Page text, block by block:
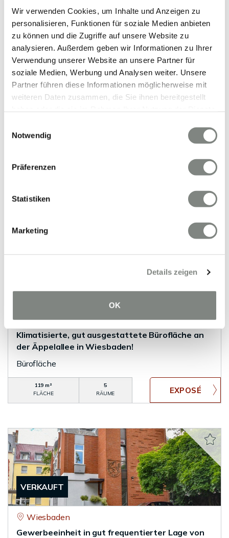
Wir verwenden Cookies, um Inhalte und Anzeigen zu
personalisieren, Funktionen für soziale Medien anbieten
zu können und die Zugriffe auf unsere Website zu
analysieren. Außerdem geben wir Informationen zu Ihrer
Verwendung unserer Website an unsere Partner für
soziale Medien, Werbung und Analysen weiter. Unsere
Partner führen diese Informationen möglicherweise mit
weiteren Daten zusammen, die Sie ihnen bereitgestellt
Cookies, wenn Sie unsere Webseite weiterhin nutzen.
Notwendig
Präferenzen
Statistiken
Marketing
Details zeigen
OK
VERMIETET
Wiesbaden
Altbaufläche in der Dotzheimer Straße in
Bürofläche
FLÄCHE
VERMIETET
Wiesbaden
Klimatisierte, gut ausgestattete Bürofläche an
der Äppelallee in Wiesbaden!
Bürofläche
119 m²
FLÄCHE
5
RÄUME
VERKAUFT
Wiesbaden
Gewerbeeinheit in gut frequentierter Lage von